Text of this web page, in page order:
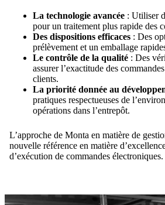
La technologie avancée : Utiliser
pour un traitement plus rapide des
Des dispositions efficaces : Des
prélèvement et un emballage
Le contrôle de la qualité : Des
assurer l’exactitude des
clients.
La priorité donnée au
pratiques respectueuses de
opérations dans l’entrepôt.
L’approche de Monta en matière de
nouvelle référence en matière
d’exécution de commandes électroniques.